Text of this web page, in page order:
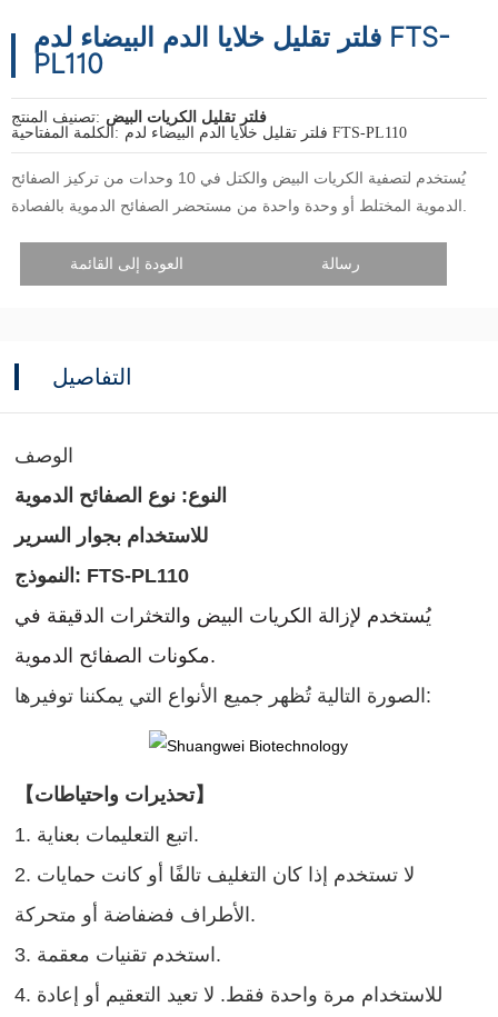
فلتر تقليل خلايا الدم البيضاء لدم FTS-
PL110
تصنيف المنتج: فلتر تقليل الكريات البيض
الكلمة المفتاحية:
فلتر تقليل خلايا الدم البيضاء لدم FTS-PL110
يُستخدم لتصفية الكريات البيض والكتل في 10 وحدات من تركيز الصفائح
الدموية المختلط أو وحدة واحدة من مستحضر الصفائح الدموية بالفصادة.
العودة إلى القائمة رسالة
التفاصيل
الوصف
النوع: نوع الصفائح الدموية
للاستخدام بجوار السرير
النموذج: FTS-PL110
يُستخدم لإزالة الكريات البيض والتخثرات الدقيقة في
مكونات الصفائح الدموية.
الصورة التالية تُظهر جميع الأنواع التي يمكننا توفيرها:
【تحذيرات واحتياطات】
1. اتبع التعليمات بعناية.
2. لا تستخدم إذا كان التغليف تالفًا أو كانت حمايات
الأطراف فضفاضة أو متحركة.
3. استخدم تقنيات معقمة.
4. للاستخدام مرة واحدة فقط. لا تعيد التعقيم أو إعادة